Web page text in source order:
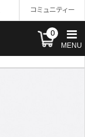
コミュニティー
0
MENU